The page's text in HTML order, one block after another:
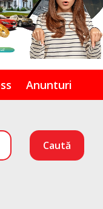
Anunturi
Caută